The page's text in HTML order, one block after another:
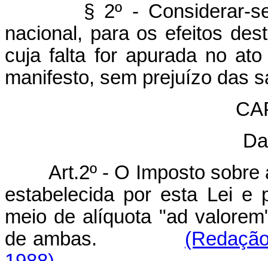
§ 2º - Considerar-se-á
nacional, para os efeitos
cuja falta for apurada no
manifesto, sem prejuízo das
Art.2º - O Imposto sobre
estabelecida por esta Lei e
meio de alíquota "ad
de ambas.